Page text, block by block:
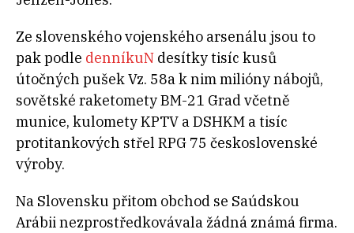
Ze slovenského vojenského arsenálu jsou to
pak podle denníkuN desítky tisíc kusů
útočných pušek Vz. 58a k nim milióny nábojů,
sovětské raketomety BM-21 Grad včetně
munice, kulomety KPTV a DSHKM a tisíc
protitankových střel RPG 75 československé
výroby.
Na Slovensku přitom obchod se Saúdskou
Arábii nezprostředkovávala žádná známá firma.